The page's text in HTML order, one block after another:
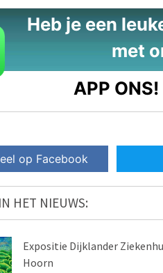
Heb je een
met
APP ONS!
op Facebook
HET NIEUWS:
Expositie Dijklander
Hoorn